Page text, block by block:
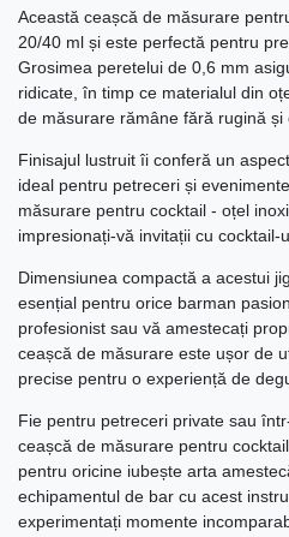
Această ceașcă de măsurare
20/40 ml și este perfectă pentru
Grosimea peretelui de 0,6 mm
ridicate, în timp ce materialul din
de măsurare rămâne fără rugină și
Finisajul lustruit îi conferă un
ideal pentru petreceri și
măsurare pentru cocktail - oțel
impresionați-vă invitații cu cocktail-
Dimensiunea compactă a acestui
esențial pentru orice barman
profesionist sau vă amestecați
ceașcă de măsurare este ușor de
precise pentru o experiență de
Fie pentru petreceri private sau
ceașcă de măsurare pentru
pentru oricine iubește arta
echipamentul de bar cu acest
experimentați momente